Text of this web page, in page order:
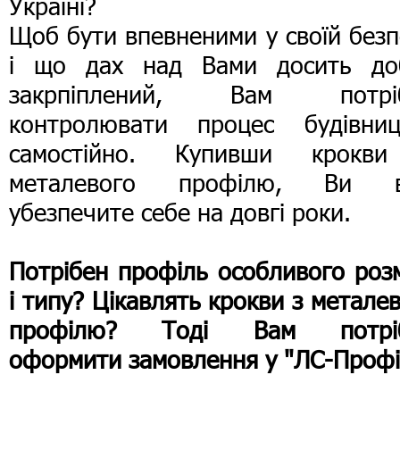
Щоб бути впевненими у своїй
і що дах над Вами досить
закрпіплений, Вам
контролювати процес
самостійно. Купивши
металевого профілю, Ви
убезпечите себе на довгі роки.
Потрібен профіль особливого
і типу? Цікавлять крокви з
профілю? Тоді Вам
оформити замовлення у "ЛС-